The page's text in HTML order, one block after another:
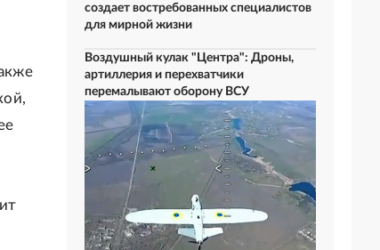
создает востребованных специалистов
для мирной жизни
Воздушный кулак "Центра": Дроны,
артиллерия и перехватчики
перемалывают оборону ВСУ